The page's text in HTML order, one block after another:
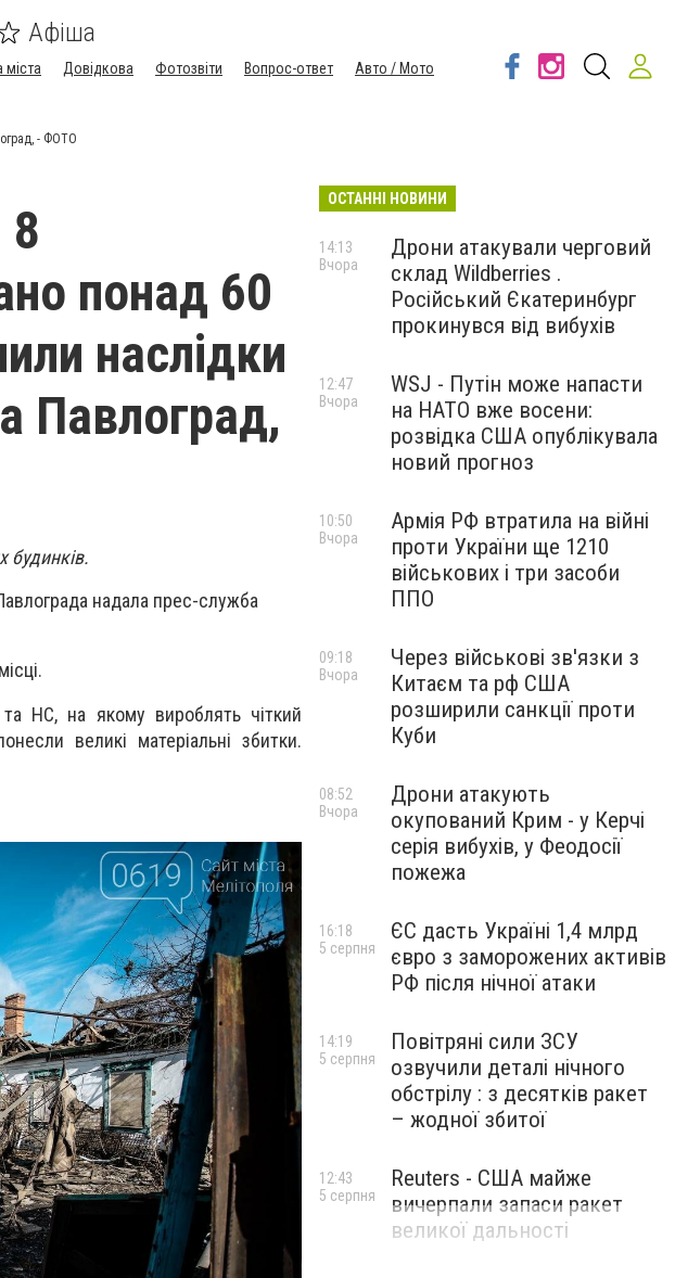
Афіша
міста Довідкова Фотозвіти Вопрос-ответ
Авто / Мото
- ФОТО
8
понад 60
наслідки
Павлоград,
будинків.
надала прес-служба
та НС, на якому вироблять чіткий
великі матеріальні збитки.
ОСТАННІ НОВИНИ
Дрони атакували черговий
склад Wildberries .
Російський Єкатеринбург
прокинувся від вибухів
14:13
Вчора
WSJ - Путін може напасти
на НАТО вже восени:
розвідка США опублікувала
новий прогноз
12:47
Вчора
Армія РФ втратила на війні
проти України ще 1210
військових і три засоби
ППО
10:50
Вчора
Через військові зв'язки з
Китаєм та рф США
розширили санкції проти
Куби
09:18
Вчора
Дрони атакують
окупований Крим - у Керчі
серія вибухів, у Феодосії
пожежа
08:52
Вчора
ЄС дасть Україні 1,4 млрд
євро з заморожених активів
РФ після нічної атаки
16:18
5 серпня
Повітряні сили ЗСУ
озвучили деталі нічного
обстрілу : з десятків ракет
– жодної збитої
14:19
5 серпня
Reuters - США майже
вичерпали запаси ракет
великої дальності
12:43
5 серпня